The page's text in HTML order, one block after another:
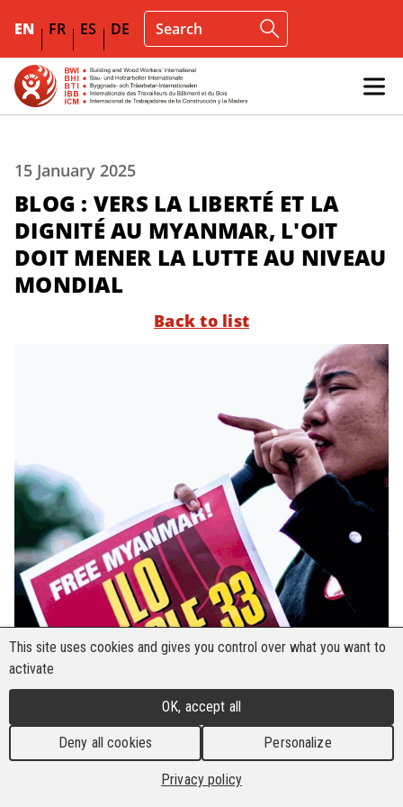
EN FR ES DE
15 January 2025
BLOG : VERS LA LIBERTÉ ET LA
DIGNITÉ AU MYANMAR, L'OIT
DOIT MENER LA LUTTE AU NIVEAU
MONDIAL
Back to list
This site uses cookies and gives you control over what you want to
activate
OK, accept all
Deny all cookies Personalize
Privacy policy